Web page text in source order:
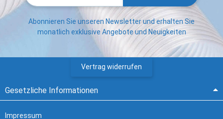
Abonnieren Sie unseren Newsletter und erhalten Sie
monatlich exklusive Angebote und Neuigkeiten
Vertrag widerrufen
Gesetzliche Informationen
Impressum